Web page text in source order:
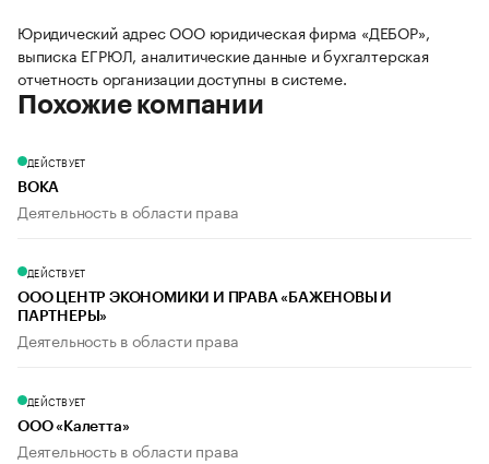
Юридический адрес ООО юридическая фирма «ДЕБОР»,
выписка ЕГРЮЛ, аналитические данные и бухгалтерская
отчетность организации доступны в системе.
Похожие компании
ДЕЙСТВУЕТ
ВОКА
Деятельность в области права
ДЕЙСТВУЕТ
ООО ЦЕНТР ЭКОНОМИКИ И ПРАВА «БАЖЕНОВЫ И
ПАРТНЕРЫ»
Деятельность в области права
ДЕЙСТВУЕТ
ООО «Калетта»
Деятельность в области права